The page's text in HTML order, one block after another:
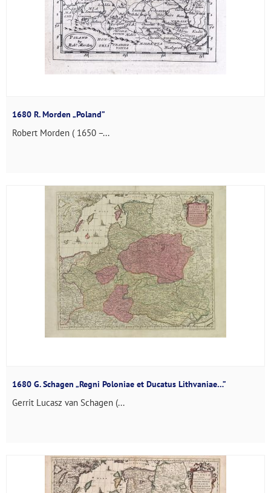
1680 R. Morden „Poland”
Robert Morden ( 1650 –...
1680 G. Schagen „Regni Poloniae et Ducatus Lithvaniae…”
Gerrit Lucasz van Schagen (...